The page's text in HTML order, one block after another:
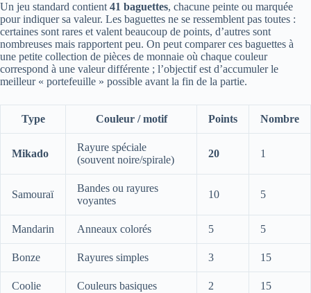
Un jeu standard contient 41 baguettes, chacune peinte ou marquée
pour indiquer sa valeur. Les baguettes ne se ressemblent pas toutes :
certaines sont rares et valent beaucoup de points, d’autres sont
nombreuses mais rapportent peu. On peut comparer ces baguettes à
une petite collection de pièces de monnaie où chaque couleur
correspond à une valeur différente ; l’objectif est d’accumuler le
meilleur « portefeuille » possible avant la fin de la partie.
Type Couleur / motif Points Nombre
Mikado
Rayure spéciale
(souvent noire/spirale)
20 1
Samouraï
Bandes ou rayures
voyantes
10 5
Mandarin Anneaux colorés 5 5
Bonze Rayures simples 3 15
Coolie Couleurs basiques 2
15